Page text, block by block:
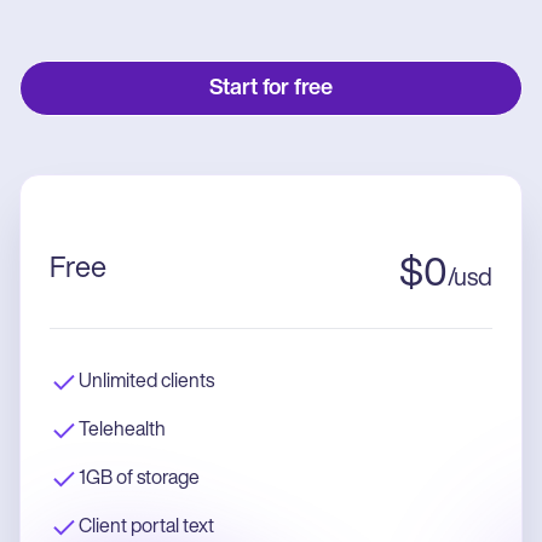
Start for free
Free $0/usd
Unlimited clients
Telehealth
1GB of storage
Client portal text